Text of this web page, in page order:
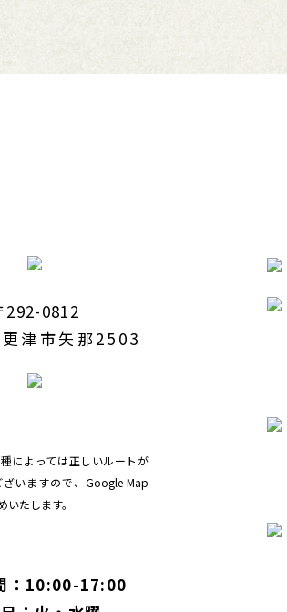
292-0812
津市矢那2503
によっては正しいルートが
いますので、Google Map
たします。
：10:00-17:00